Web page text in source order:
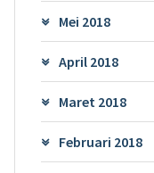
Mei 2018
April 2018
Maret 2018
Februari 2018